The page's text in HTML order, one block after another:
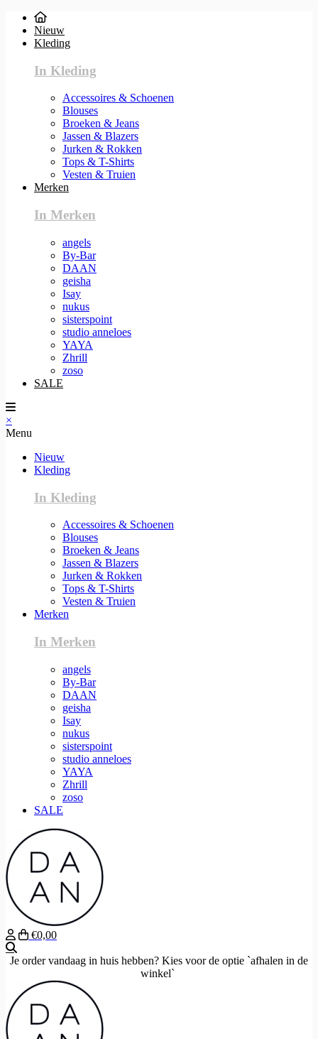
Nieuw
Kleding
In Kleding
Accessoires & Schoenen
Blouses
Broeken & Jeans
Jassen & Blazers
Jurken & Rokken
Tops & T-Shirts
Vesten & Truien
Merken
In Merken
angels
By-Bar
DAAN
geisha
Isay
nukus
sisterspoint
studio anneloes
YAYA
Zhrill
zoso
SALE
×
Menu
Nieuw
Kleding
In Kleding
Accessoires & Schoenen
Blouses
Broeken & Jeans
Jassen & Blazers
Jurken & Rokken
Tops & T-Shirts
Vesten & Truien
Merken
In Merken
angels
By-Bar
DAAN
geisha
Isay
nukus
sisterspoint
studio anneloes
YAYA
Zhrill
zoso
SALE
€0,00
Je order vandaag in huis hebben? Kies voor de optie `afhalen in de
winkel`